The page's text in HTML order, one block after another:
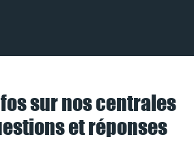
sur nos centrales
et réponses